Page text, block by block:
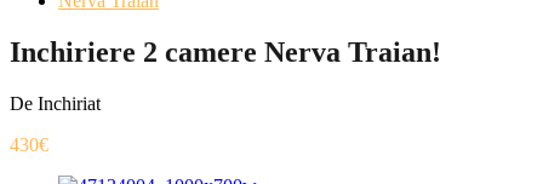
Inchiriere 2 camere Nerva Traian!
De Inchiriat
430€